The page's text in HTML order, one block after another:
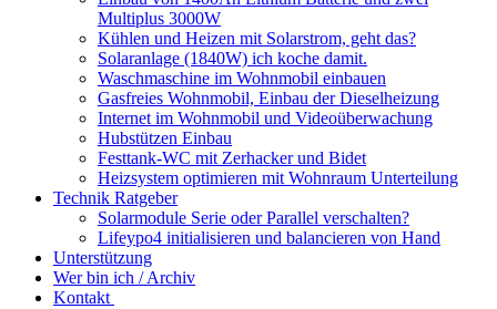
Multiplus 3000W
Kühlen und Heizen mit Solarstrom, geht das?
Solaranlage (1840W) ich koche damit.
Waschmaschine im Wohnmobil einbauen
Gasfreies Wohnmobil, Einbau der Dieselheizung
Internet im Wohnmobil und Videoüberwachung
Hubstützen Einbau
Festtank-WC mit Zerhacker und Bidet
Heizsystem optimieren mit Wohnraum Unterteilung
Technik Ratgeber
Solarmodule Serie oder Parallel verschalten?
Lifeypo4 initialisieren und balancieren von Hand
Unterstützung
Wer bin ich / Archiv
Kontakt